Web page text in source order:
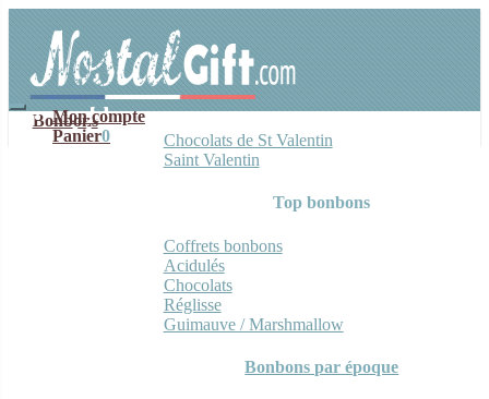
navigation
contenu
Mon compte
Panier0
Bonbons
Chocolats de St Valentin
Saint Valentin
Top bonbons
Coffrets bonbons
Acidulés
Chocolats
Réglisse
Guimauve / Marshmallow
Bonbons par époque